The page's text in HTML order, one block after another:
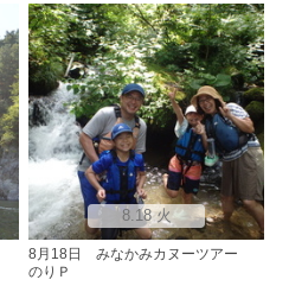
8.18 火
8月18日 みなかみカヌーツアー
のりＰ